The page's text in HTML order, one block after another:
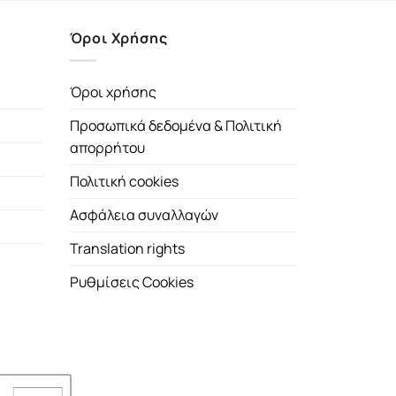
Όροι Χρήσης
Όροι χρήσης
Προσωπικά δεδομένα & Πολιτική
απορρήτου
Πολιτική cookies
Ασφάλεια συναλλαγών
Translation rights
Ρυθμίσεις Cookies